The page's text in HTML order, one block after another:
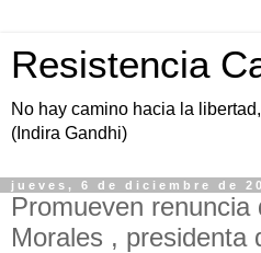
Resistencia
No hay camino hacia la
(Indira Gandhi)
jueves, 6 de diciembre de
Promueven renuncia
Morales , presidenta